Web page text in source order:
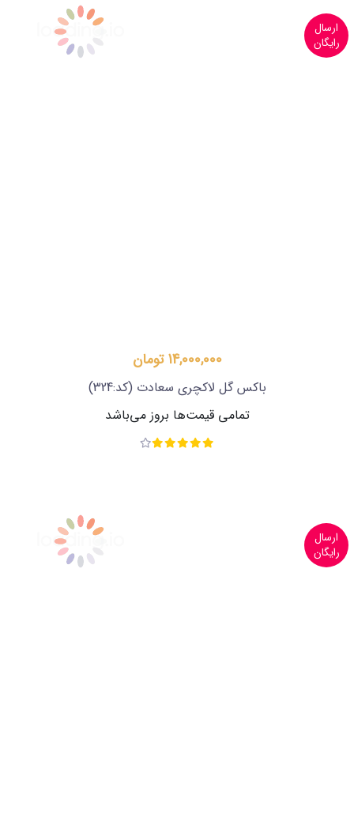
ارسال
رایگان
14,000,000 تومان
باکس گل لاکچری سعادت (کد:324)
تمامی قیمت‌ها بروز می‌باشد
ارسال
رایگان